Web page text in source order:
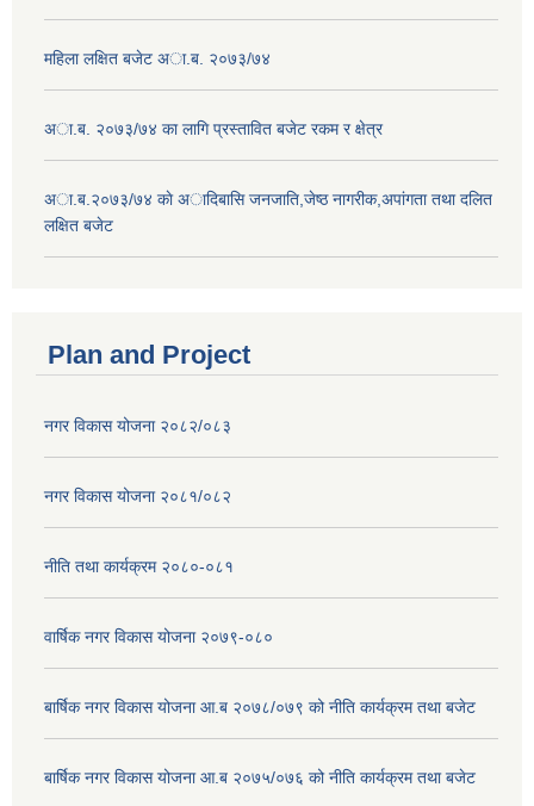
महिला लक्षित बजेट अा.ब. २०७३/७४
अा.ब. २०७३/७४ का लागि प्रस्तावित बजेट रकम र क्षेत्र
अा.ब.२०७३/७४ काे अादिबासि जनजाति,जेष्ठ नागरीक,अपांगता तथा दलित
लक्षित बजेट
Plan and Project
नगर विकास योजना २०८२/०८३
नगर विकास योजना २०८१/०८२
नीति तथा कार्यक्रम २०८०-०८१
वार्षिक नगर विकास योजना २०७९-०८०
बार्षिक नगर विकास योजना आ.ब २०७८/०७९ को नीति कार्यक्रम तथा बजेट
बार्षिक नगर विकास योजना आ.ब २०७५/०७६ को नीति कार्यक्रम तथा बजेट